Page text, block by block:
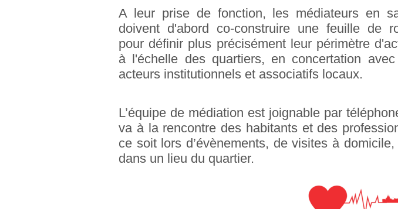
A leur prise de fonction, les médiateurs en
doivent d'abord co-construire une feuille de
pour définir plus précisément leur périmètre
à l'échelle des quartiers, en concertation
acteurs institutionnels et associatifs locaux.
L’équipe de médiation est joignable par
va à la rencontre des habitants et des
ce soit lors d’évènements, de visites à
dans un lieu du quartier.